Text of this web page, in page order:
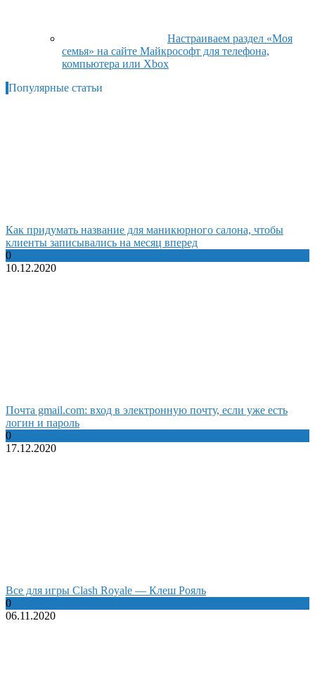
Настраиваем раздел «Моя
семья» на сайте Майкрософт для телефона,
компьютера или Xbox
Популярные статьи
Как придумать название для маникюрного салона, чтобы
клиенты записывались на месяц вперед
0
10.12.2020
Почта gmail.com: вход в электронную почту, если уже есть
логин и пароль
0
17.12.2020
Все для игры Clash Royale — Клеш Рояль
0
06.11.2020